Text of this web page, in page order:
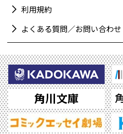
利用規約
よくある質問／お問い合わせ